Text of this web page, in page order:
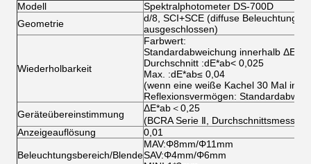
Modell
Spektralphotometer DS-700D
Geometrie
d/8, SCI+SCE (diffuse Beleuchtung,
ausgeschlossen)
Wiederholbarkeit
Farbwert:
Standardabweichung innerhalb
Durchschnitt :dE*ab< 0,025
Max. :dE*ab≤ 0,04
(wenn eine weiße Kachel 30 Mal in
Reflexionsvermögen:
Geräteübereinstimmung
ΔE*ab＜0,25
(BCRA Serie Ⅱ,
Anzeigeauflösung
0,01
Beleuchtungsbereich/Blende
MAV:Φ8mm/Φ11mm
SAV:Φ4mm/Φ6mm